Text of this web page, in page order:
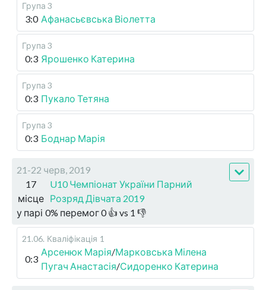
Група 3
3:0 Афанасьєвська Віолетта
Група 3
0:3 Ярошенко Катерина
Група 3
0:3 Пукало Тетяна
Група 3
0:3 Боднар Марія
21-22 черв, 2019
17
місце
U10 Чемпіонат України Парний
Розряд Дівчата 2019
у парі 0% перемог0👍 vs 1 👎
21.06. Кваліфікація 1
0:3
Арсенюк Марія/Марковська Мілена
Пугач Анастасія/Сидоренко Катерина